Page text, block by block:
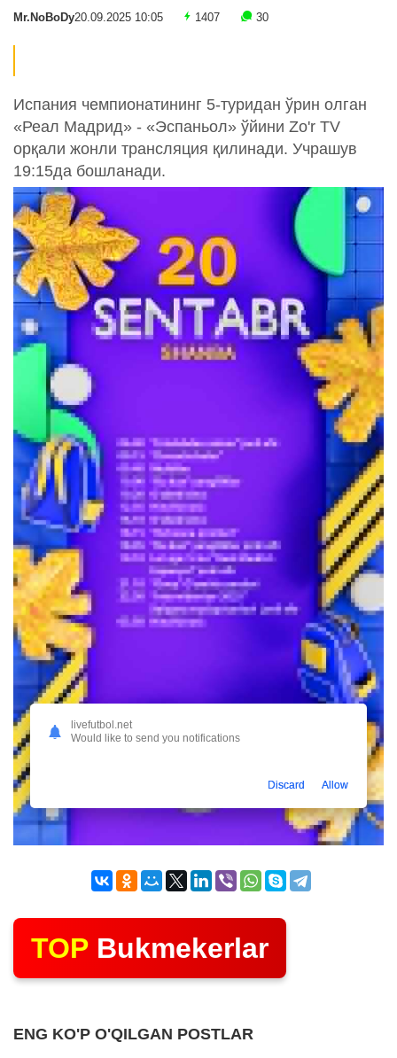
Mr.NoBoDy20.09.2025 10:05 1407 30
Испания чемпионатининг 5-туридан ўрин олган
«Реал Мадрид» - «Эспаньол» ўйини Zo'r TV
орқали жонли трансляция қилинади. Учрашув
19:15да бошланади.
TOP Bukmekerlar
ENG KO'P O'QILGAN POSTLAR
livefutbol.net
Would like to send you notifications
Discard Allow